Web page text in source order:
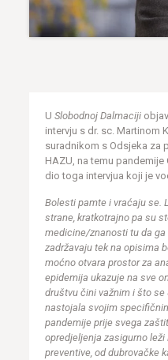
U Slobodnoj Dalmaciji
intervju s dr. sc. Martinom
suradnikom s Odsjeka za
HAZU, na temu pandemije
dio toga intervjua koji je
Bolesti pamte i vraćaju se.
strane, kratkotrajno pa su
medicine/znanosti tu da ga
zadržavaju tek na opisima
moćno otvara prostor za
epidemija ukazuje na sve
društvu čini važnim i što
nastojala svojim
pandemije prije svega
opredjeljenja zasigurno
preventive, od dubrovačke